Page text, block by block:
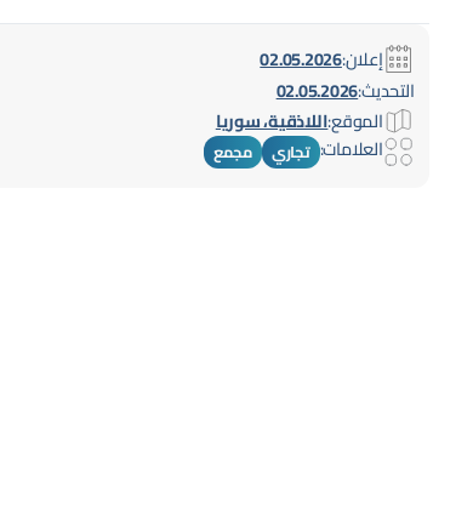
إعلان:02.05.2026
التحديث:02.05.2026
الموقع:اللاذقية، سوريا
العلامات: تجاري مجمع